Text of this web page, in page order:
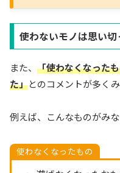
使わないモノは思い切
また、 「使わなくなった
た」とのコメントが多く
例えば、こんなものがみ
使わなくなったもの